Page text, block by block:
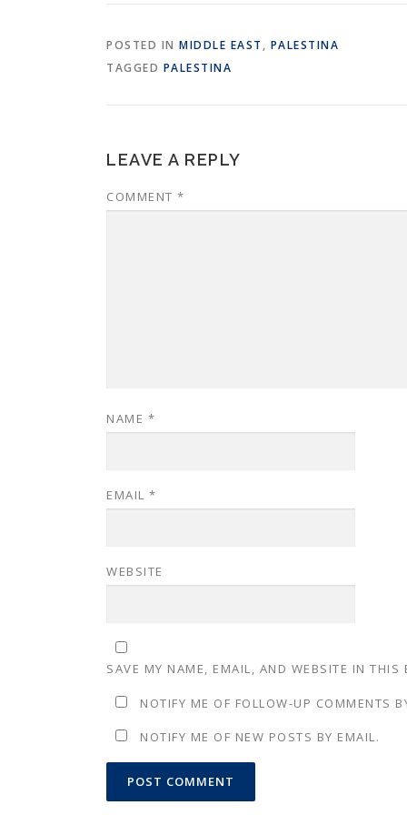
w
i
n
d
w
w
i
n
POSTED IN MIDDLE EAST , PALESTINA
TAGGED PALESTINA
LEAVE A REPLY
COMMENT *
NAME *
EMAIL *
WEBSITE
SAVE MY NAME, EMAIL, AND WEBSITE IN THIS
NOTIFY ME OF FOLLOW-UP COMMENTS
NOTIFY ME OF NEW POSTS BY EMAIL.